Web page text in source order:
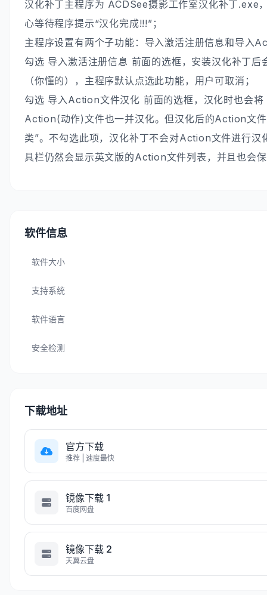
汉化补丁主程序为 ACDSee摄影工作室汉化补丁.exe
心等待程序提示“汉化完成!!!”；
主程序设置有两个子功能：导入激活注册信息和导入
勾选 导入激活注册信息 前面的选框，安装汉化补丁后
（你懂的），主程序默认点选此功能，用户可取消；
勾选 导入Action文件汉化 前面的选框，汉化时也会
Action(动作)文件也一并汉化。但汉化后的Action文
类”。不勾选此项，汉化补丁不会对Action文件进行汉
具栏仍然会显示英文版的Action文件列表，并且也会
软件信息
软件大小
支持系统
软件语言
安全检测
下载地址
官方下载
推荐 | 速度最快
镜像下载 1
百度网盘
镜像下载 2
天翼云盘